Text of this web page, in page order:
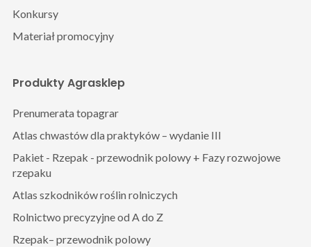
Produkty Agrasklep
Prenumerata topagrar
Atlas chwastów dla praktyków – wydanie III
Pakiet - Rzepak - przewodnik polowy + Fazy rozwojowe
rzepaku
Atlas szkodników roślin rolniczych
Rolnictwo precyzyjne od A do Z
Rzepak– przewodnik polowy
Konkursy
Materiał promocyjny